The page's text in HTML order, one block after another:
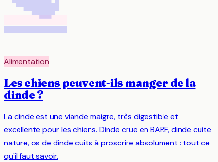
Alimentation
Les chiens peuvent-ils manger de la
dinde ?
La dinde est une viande maigre, très digestible et
excellente pour les chiens. Dinde crue en BARF, dinde cuite
nature, os de dinde cuits à proscrire absolument : tout ce
qu'il faut savoir.